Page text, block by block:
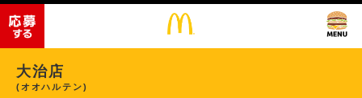
大治店
(オオハルテン)